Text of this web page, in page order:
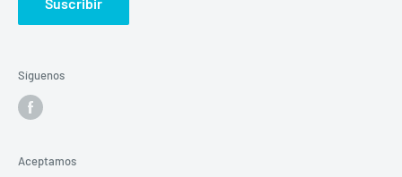
Síguenos
Aceptamos